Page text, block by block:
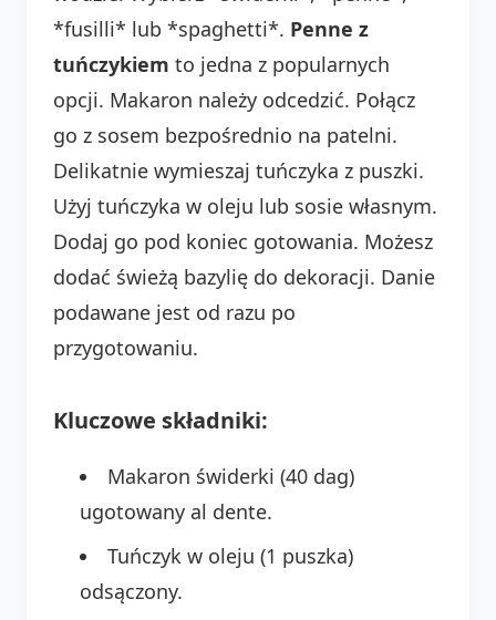
*fusilli* lub *spaghetti*. Penne z
tuńczykiem to jedna z popularnych
opcji. Makaron należy odcedzić. Połącz
go z sosem bezpośrednio na patelni.
Delikatnie wymieszaj tuńczyka z puszki.
Użyj tuńczyka w oleju lub sosie własnym.
Dodaj go pod koniec gotowania. Możesz
dodać świeżą bazylię do dekoracji. Danie
podawane jest od razu po
przygotowaniu.
Kluczowe składniki:
Makaron świderki (40 dag)
ugotowany al dente.
Tuńczyk w oleju (1 puszka)
odsączony.